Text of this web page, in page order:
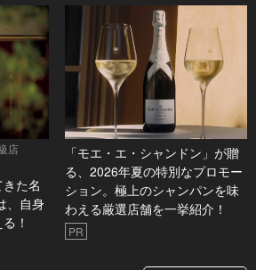
店
た名
、自身
！
「モエ・エ・シャンドン」が贈
る、2026年夏の特別なプロモー
ション。極上のシャンパンを味
わえる厳選店舗を一挙紹介！
PR